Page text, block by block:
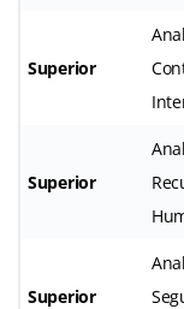
Superior
Superior
Superior